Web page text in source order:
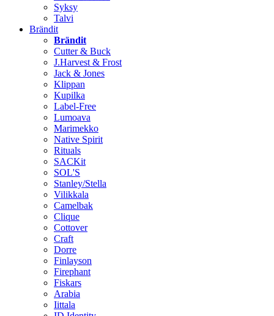
Syksy
Talvi
Brändit
Brändit
Cutter & Buck
J.Harvest & Frost
Jack & Jones
Klippan
Kupilka
Label-Free
Lumoava
Marimekko
Native Spirit
Rituals
SACKit
SOL'S
Stanley/Stella
Vilikkala
Camelbak
Clique
Cottover
Craft
Dorre
Finlayson
Firephant
Fiskars
Arabia
Iittala